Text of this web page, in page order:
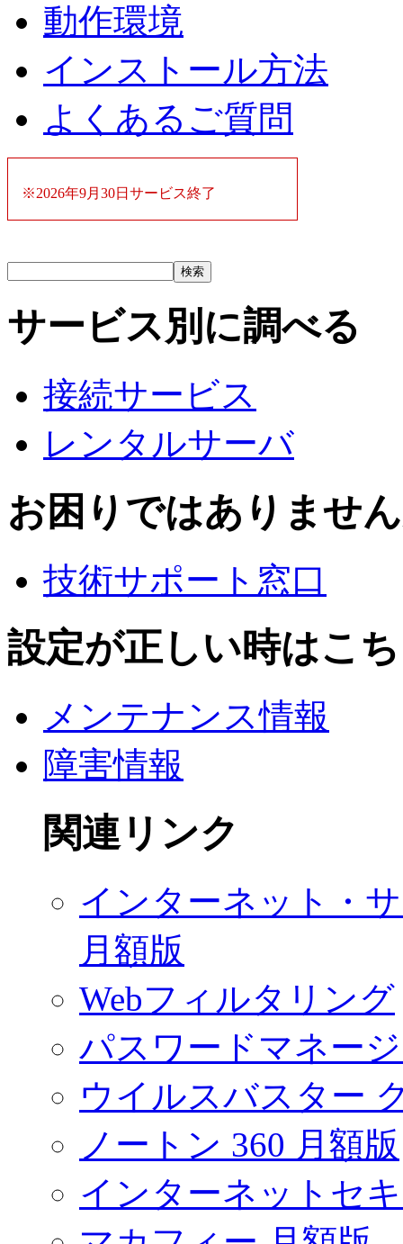
動作環境
インストール方法
よくあるご質問
※2026年9月30日サービス終了
サービス別に調べる
接続サービス
レンタルサーバ
お困りではありませ
技術サポート窓口
設定が正しい時はこ
メンテナンス情報
障害情報
関連リンク
インターネット・
月額版
Webフィルタリング
パスワードマネー
ウイルスバスター
ノートン 360 月額版
インターネットセ